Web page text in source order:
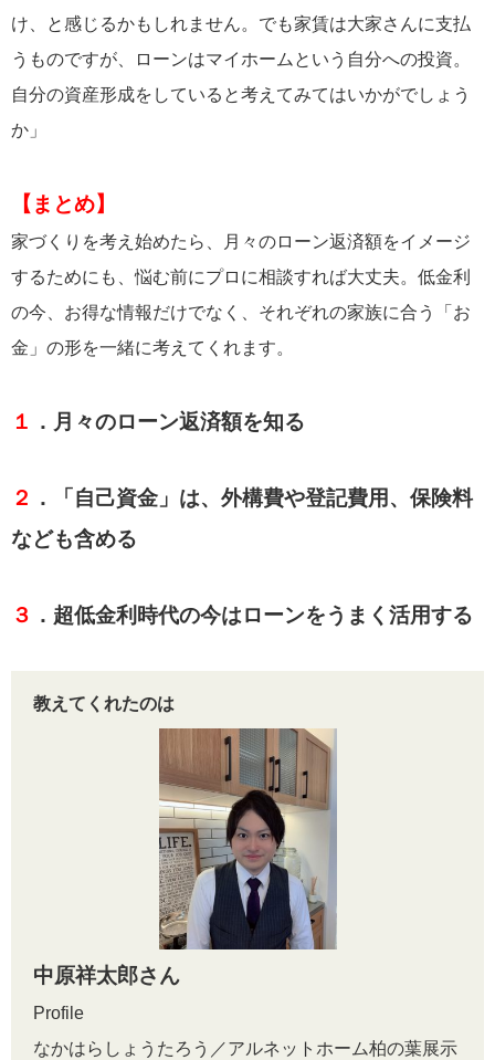
け、と感じるかもしれません。でも家賃は大家さんに支払
うものですが、ローンはマイホームという自分への投資。
自分の資産形成をしていると考えてみてはいかがでしょう
か」
【まとめ】
家づくりを考え始めたら、月々のローン返済額をイメージ
するためにも、悩む前にプロに相談すれば大丈夫。低金利
の今、お得な情報だけでなく、それぞれの家族に合う「お
金」の形を一緒に考えてくれます。
１ ．月々のローン返済額を知る
２ ．「自己資金」は、外構費や登記費用、保険料
なども含める
３ ．超低金利時代の今はローンをうまく活用する
教えてくれたのは
中原祥太郎さん
Profile
なかはらしょうたろう／アルネットホーム柏の葉展示